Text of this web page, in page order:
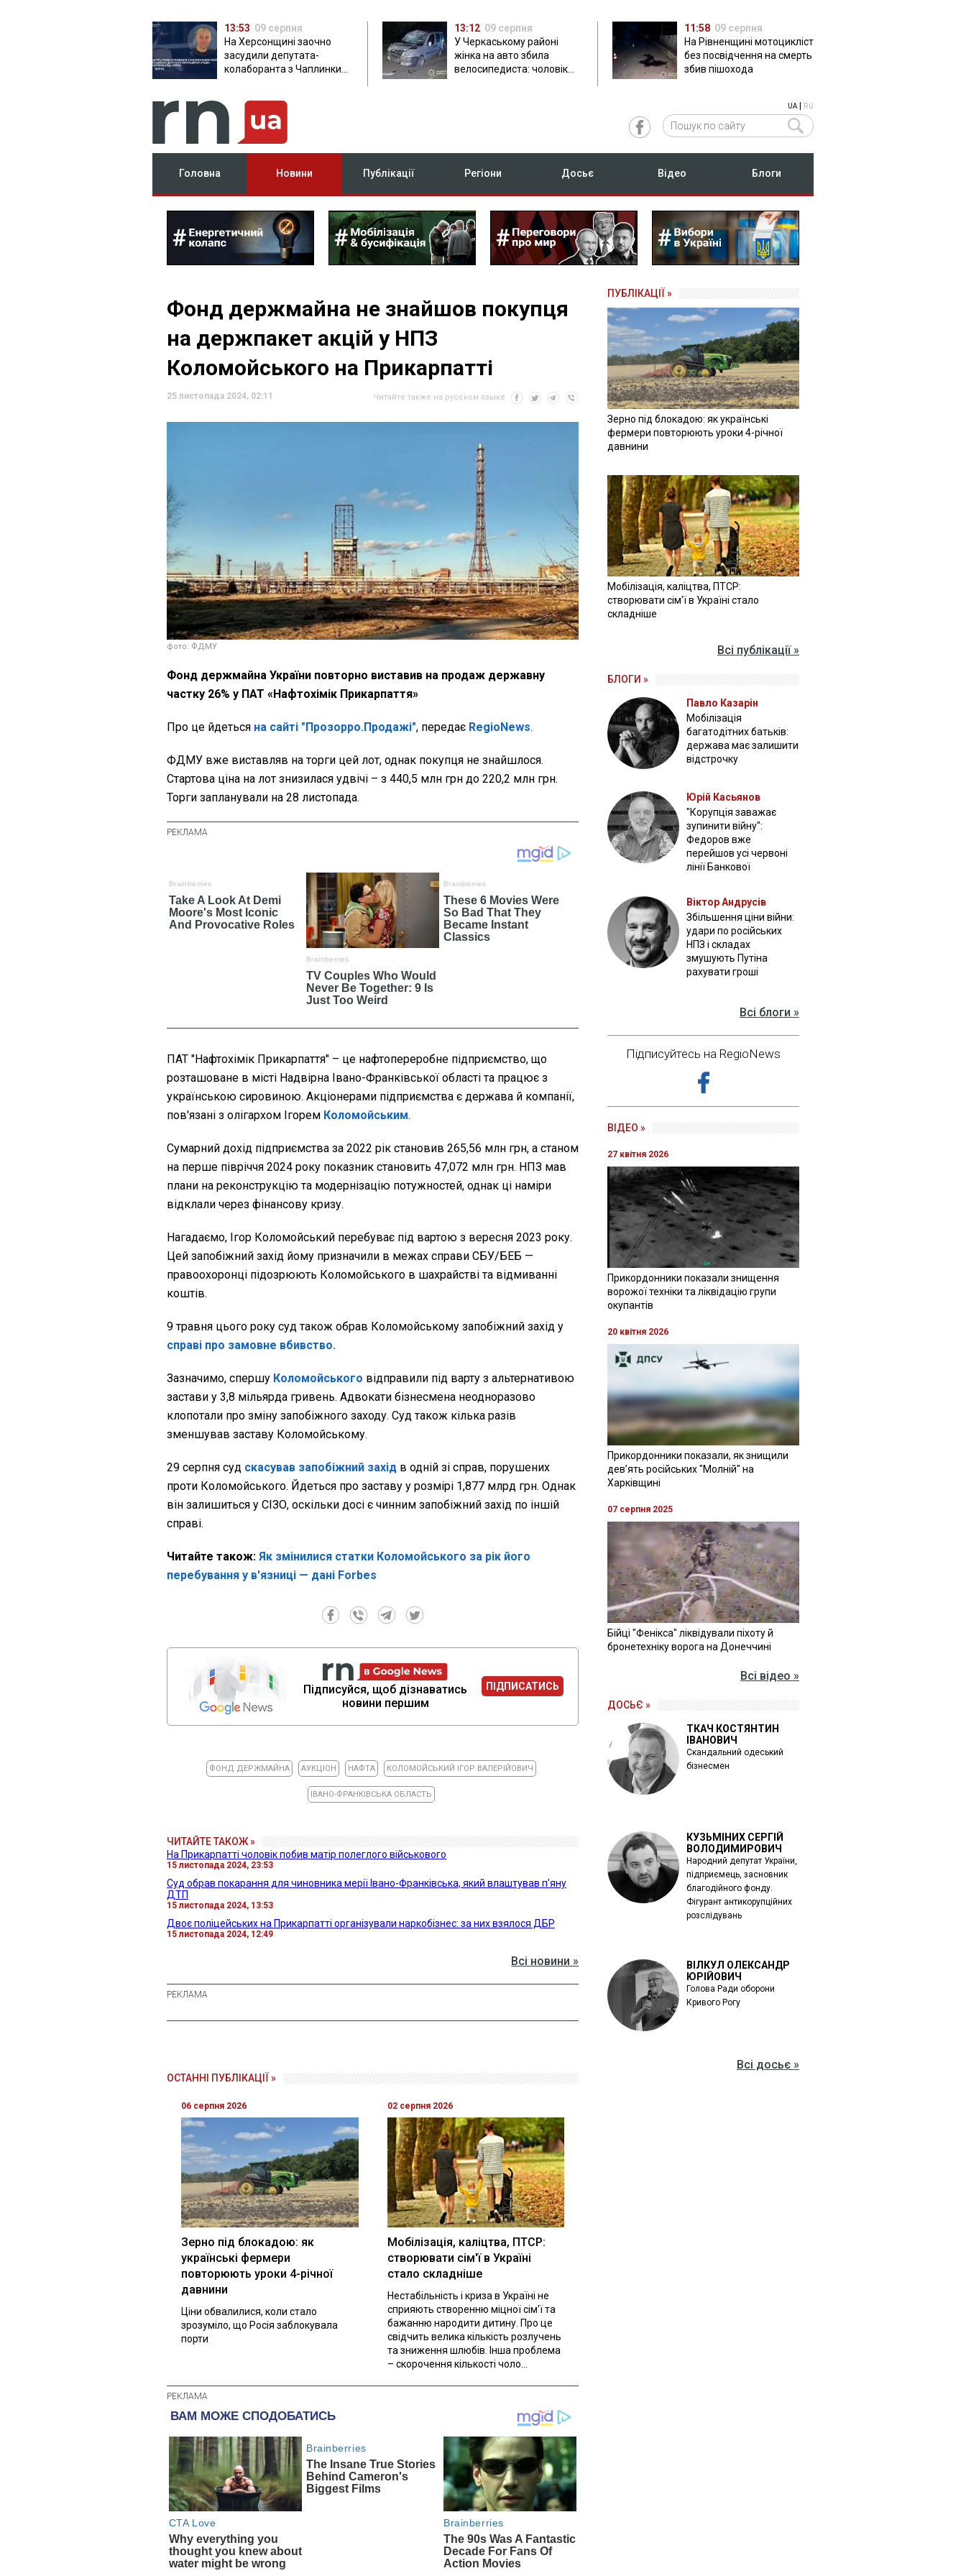
13:53 09 серпня
На Херсонщині заочно
засудили депутата-
колаборанта з Чаплинки
13:12 09 серпня
У Черкаському районі
жінка на авто збила
велосипедиста: чоловік
11:58 09 серпня
На Рівненщині мотоцикліст
без посвідчення на смерть
збив пішохода
UA| RU
Головна Новини Публікації Регіони Досьє Відео Блоги
Фонд держмайна не знайшов покупця
на держпакет акцій у НПЗ
Коломойського на Прикарпатті
25 листопада 2024, 02:11 Читайте также на русском языке
фото: ФДМУ
Фонд держмайна України повторно виставив на продаж державну
частку 26% у ПАТ «Нафтохімік Прикарпаття»
Про це йдеться на сайті "Прозорро.Продажі", передає RegioNews.
ФДМУ вже виставляв на торги цей лот, однак покупця не знайшлося.
Стартова ціна на лот знизилася удвічі – з 440,5 млн грн до 220,2 млн грн.
Торги запланували на 28 листопада.
ПАТ "Нафтохімік Прикарпаття" – це нафтопереробне підприємство, що
розташоване в місті Надвірна Івано-Франківської області та працює з
українською сировиною. Акціонерами підприємства є держава й компанії,
пов'язані з олігархом Ігорем Коломойським.
Сумарний дохід підприємства за 2022 рік становив 265,56 млн грн, а станом
на перше півріччя 2024 року показник становить 47,072 млн грн. НПЗ мав
плани на реконструкцію та модернізацію потужностей, однак ці наміри
відклали через фінансову кризу.
Нагадаємо, Ігор Коломойський перебуває під вартою з вересня 2023 року.
Цей запобіжний захід йому призначили в межах справи СБУ/БЕБ —
правоохоронці підозрюють Коломойського в шахрайстві та відмиванні
коштів.
9 травня цього року суд також обрав Коломойському запобіжний захід у
справі про замовне вбивство.
Зазначимо, спершу Коломойського відправили під варту з альтернативою
застави у 3,8 мільярда гривень. Адвокати бізнесмена неодноразово
клопотали про зміну запобіжного заходу. Суд також кілька разів
зменшував заставу Коломойському.
29 серпня суд скасував запобіжний захід в одній зі справ, порушених
проти Коломойського. Йдеться про заставу у розмірі 1,877 млрд грн. Однак
він залишиться у СІЗО, оскільки досі є чинним запобіжний захід по іншій
справі.
Читайте також: Як змінилися статки Коломойського за рік його
перебування у в'язниці — дані Forbes
Підписуйся, щоб дізнаватись
новини першим
ПІДПИСАТИСЬ
ФОНД ДЕРЖМАЙНА АУКЦІОН НАФТА КОЛОМОЙСЬКИЙ ІГОР ВАЛЕРІЙОВИЧ
ІВАНО-ФРАНКІВСЬКА ОБЛАСТЬ
ЧИТАЙТЕ ТАКОЖ »
На Прикарпатті чоловік побив матір полеглого військового
15 листопада 2024, 23:53
Суд обрав покарання для чиновника мерії Івано-Франківська, який влаштував п'яну
ДТП
15 листопада 2024, 13:53
Двоє поліцейських на Прикарпатті організували наркобізнес: за них взялося ДБР
15 листопада 2024, 12:49
Всі новини »
ОСТАННІ ПУБЛІКАЦІЇ »
06 серпня 2026
Зерно під блокадою: як
українські фермери
повторюють уроки 4-річної
давнини
Ціни обвалилися, коли стало
зрозуміло, що Росія заблокувала
порти
02 серпня 2026
Мобілізація, каліцтва, ПТСР:
створювати сім'ї в Україні
стало складніше
Нестабільність і криза в Україні не
сприяють створенню міцної сім'ї та
бажанню народити дитину. Про це
свідчить велика кількість розлучень
та зниження шлюбів. Інша проблема
– скорочення кількості чоло...
ПУБЛІКАЦІЇ »
Зерно під блокадою: як українські
фермери повторюють уроки 4-річної
давнини
Мобілізація, каліцтва, ПТСР:
створювати сім'ї в Україні стало
складніше
Всі публікації »
БЛОГИ »
Павло Казарін
Мобілізація
багатодітних батьків:
держава має залишити
відстрочку
Юрій Касьянов
"Корупція заважає
зупинити війну":
Федоров вже
перейшов усі червоні
лінії Банкової
Віктор Андрусів
Збільшення ціни війни:
удари по російських
НПЗ і складах
змушують Путіна
рахувати гроші
Всі блоги »
Підписуйтесь на RegioNews
ВІДЕО »
27 квітня 2026
Прикордонники показали знищення
ворожої техніки та ліквідацію групи
окупантів
20 квітня 2026
Прикордонники показали, як знищили
девʼять російських "Молній" на
Харківщині
07 серпня 2025
Бійці "Фенікса" ліквідували піхоту й
бронетехніку ворога на Донеччині
Всі відео »
ДОСЬЄ »
ТКАЧ КОСТЯНТИН
ІВАНОВИЧ
Скандальний одеський
бізнесмен
КУЗЬМІНИХ СЕРГІЙ
ВОЛОДИМИРОВИЧ
Народний депутат України,
підприємець, засновник
благодійного фонду.
Фігурант антикорупційних
розслідувань
ВІЛКУЛ ОЛЕКСАНДР
ЮРІЙОВИЧ
Голова Ради оборони
Кривого Рогу
Всі досьє »